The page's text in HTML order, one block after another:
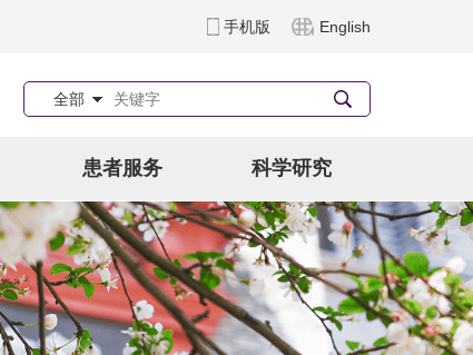
手机版 English
全部
患者服务 科学研究